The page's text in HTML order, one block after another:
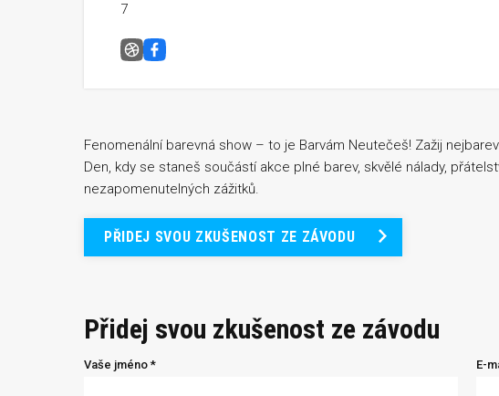
7
Barvám Neutečeš &#8211; Plzeň
Facebook
Fenomenální barevná show – to je Barvám Neutečeš! Zažij
Den, kdy se staneš součástí akce plné barev, skvělé nálady,
nezapomenutelných zážitků.
PŘIDEJ SVOU ZKUŠENOST ZE ZÁVODU
Přidej svou zkušenost ze závodu
Vaše jméno * E-